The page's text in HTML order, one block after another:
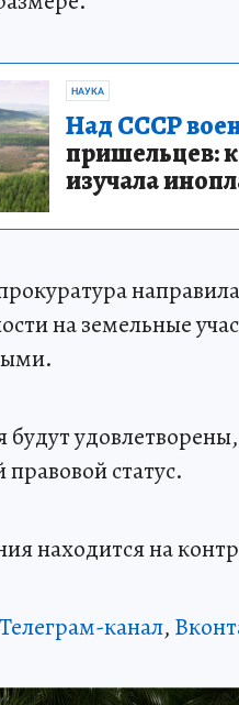
НАУКА
Над СССР
пришельцев:
изучала
на земельные
будут
статус.
находится на
Телеграм-канал,